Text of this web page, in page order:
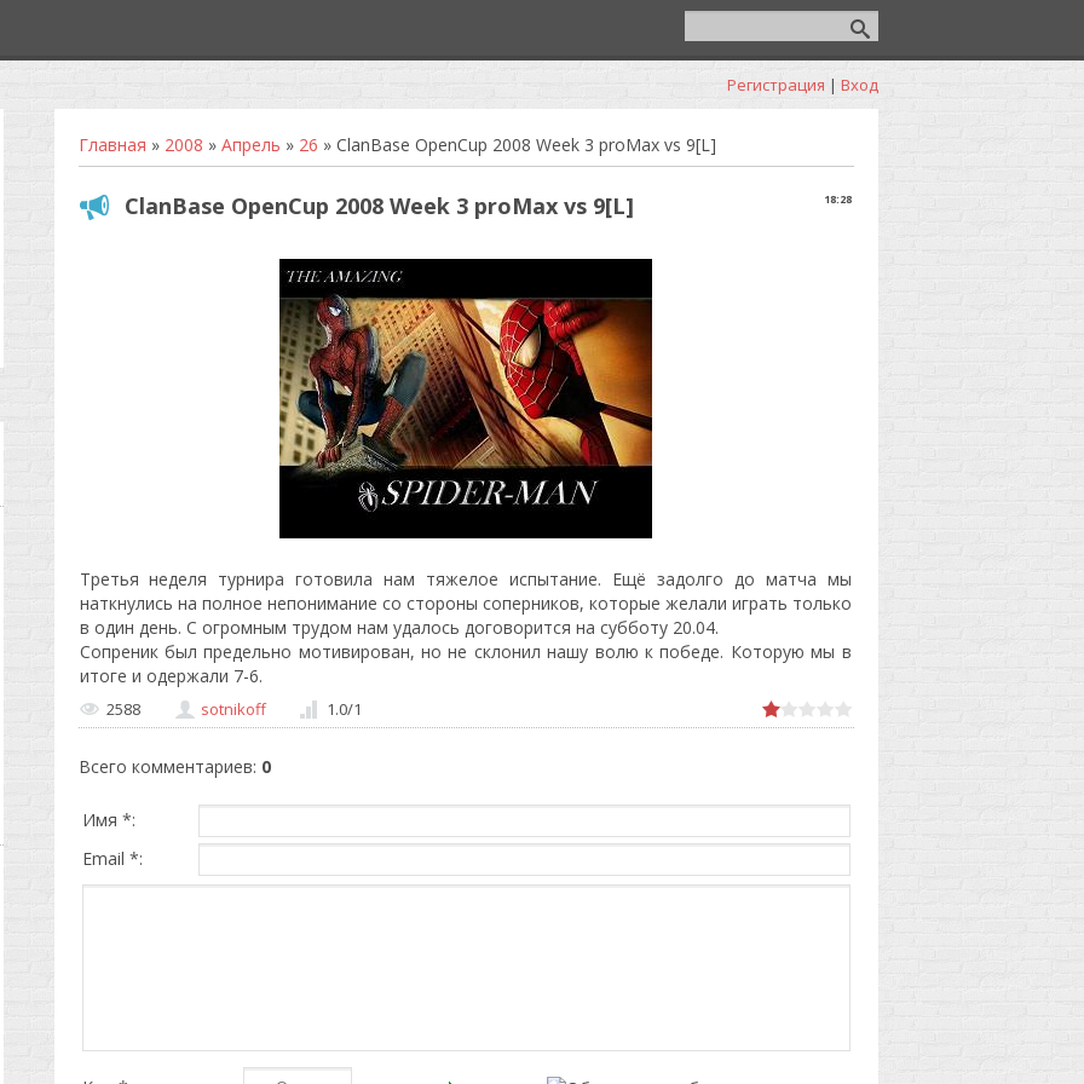
Регистрация | Вход
Главная » 2008 » Апрель » 26 » ClanBase OpenCup 2008 Week 3 proMax vs 9[L]
18:28
ClanBase OpenCup 2008 Week 3 proMax vs 9[L]
Третья неделя турнира готовила нам тяжелое испытание. Ещё задолго до матча мы
наткнулись на полное непонимание со стороны соперников, которые желали играть только
в один день. С огромным трудом нам удалось договорится на субботу 20.04.
Сопреник был предельно мотивирован, но не склонил нашу волю к победе. Которую мы в
итоге и одержали 7-6.
2588 sotnikoff 1.0/1
Всего комментариев: 0
Имя *:
Email *: